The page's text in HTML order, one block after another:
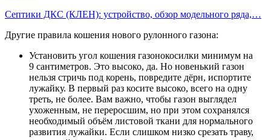
Септики ДКС (КЛЕН): устройство, обзор модельного ряда,…
Другие правила кошения нового рулонного газона:
Установить угол кошения газонокосилки минимум на
9 сантиметров. Это высоко, да. Но новенький газон
нельзя стричь под корень, повредите дёрн, испортите
лужайку. В первый раз косите высоко, всего на одну
треть, не более. Вам важно, чтобы газон выглядел
ухоженным, не переросшим, но при этом сохранялся
необходимый объём листовой ткани для нормального
развития лужайки. Если слишком низко срезать траву,